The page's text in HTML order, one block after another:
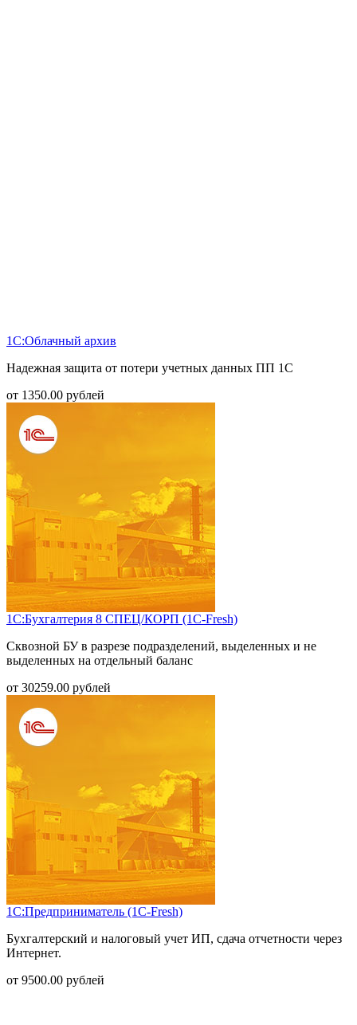
1С:Облачный архив
Надежная защита от потери учетных данных ПП 1С
от 1350.00 рублей
1С:Бухгалтерия 8 СПЕЦ/КОРП (1С-Fresh)
Сквозной БУ в разрезе подразделений, выделенных и не
выделенных на отдельный баланс
от 30259.00 рублей
1С:Предприниматель (1С-Fresh)
Бухгалтерский и налоговый учет ИП, сдача отчетности через
Интернет.
от 9500.00 рублей